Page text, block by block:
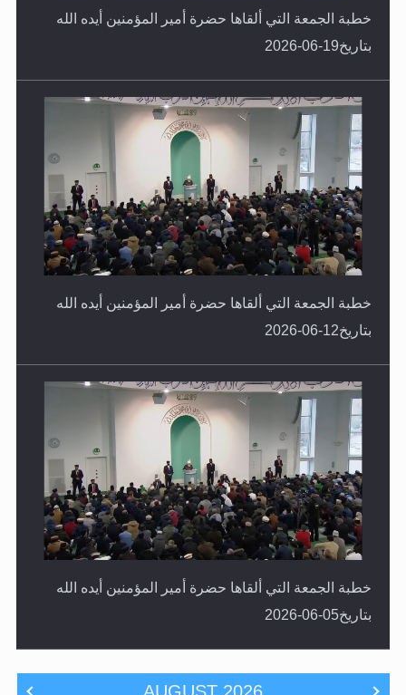
خطبة الجمعة التي ألقاها حضرة أمير المؤمنين أيده الله
خطبة الجمعة التي ألقاها حضرة أمير المؤمنين أيده الله
AUGUST 2026
TU
WE
TH